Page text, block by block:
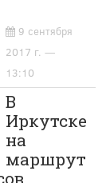
9 сентября
2017 г. —
13:10
В
Иркутске
на
маршрут